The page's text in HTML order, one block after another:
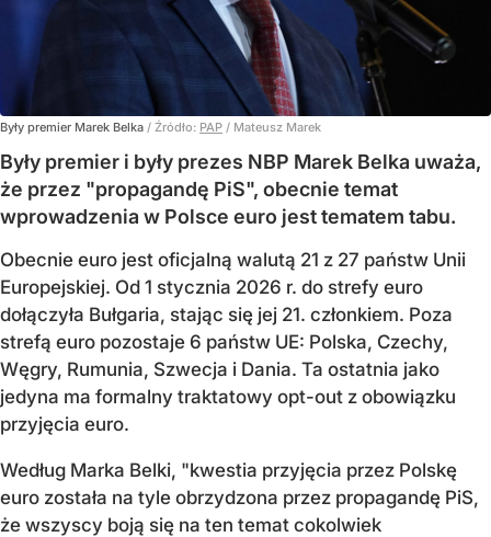
Były premier Marek Belka / Źródło: PAP / Mateusz Marek
Były premier i były prezes NBP Marek Belka uważa,
że przez "propagandę PiS", obecnie temat
wprowadzenia w Polsce euro jest tematem tabu.
Obecnie euro jest oficjalną walutą 21 z 27 państw Unii
Europejskiej. Od 1 stycznia 2026 r. do strefy euro
dołączyła Bułgaria, stając się jej 21. członkiem. Poza
strefą euro pozostaje 6 państw UE: Polska, Czechy,
Węgry, Rumunia, Szwecja i Dania. Ta ostatnia jako
jedyna ma formalny traktatowy opt-out z obowiązku
przyjęcia euro.
Według Marka Belki, "kwestia przyjęcia przez Polskę
euro została na tyle obrzydzona przez propagandę PiS,
że wszyscy boją się na ten temat cokolwiek